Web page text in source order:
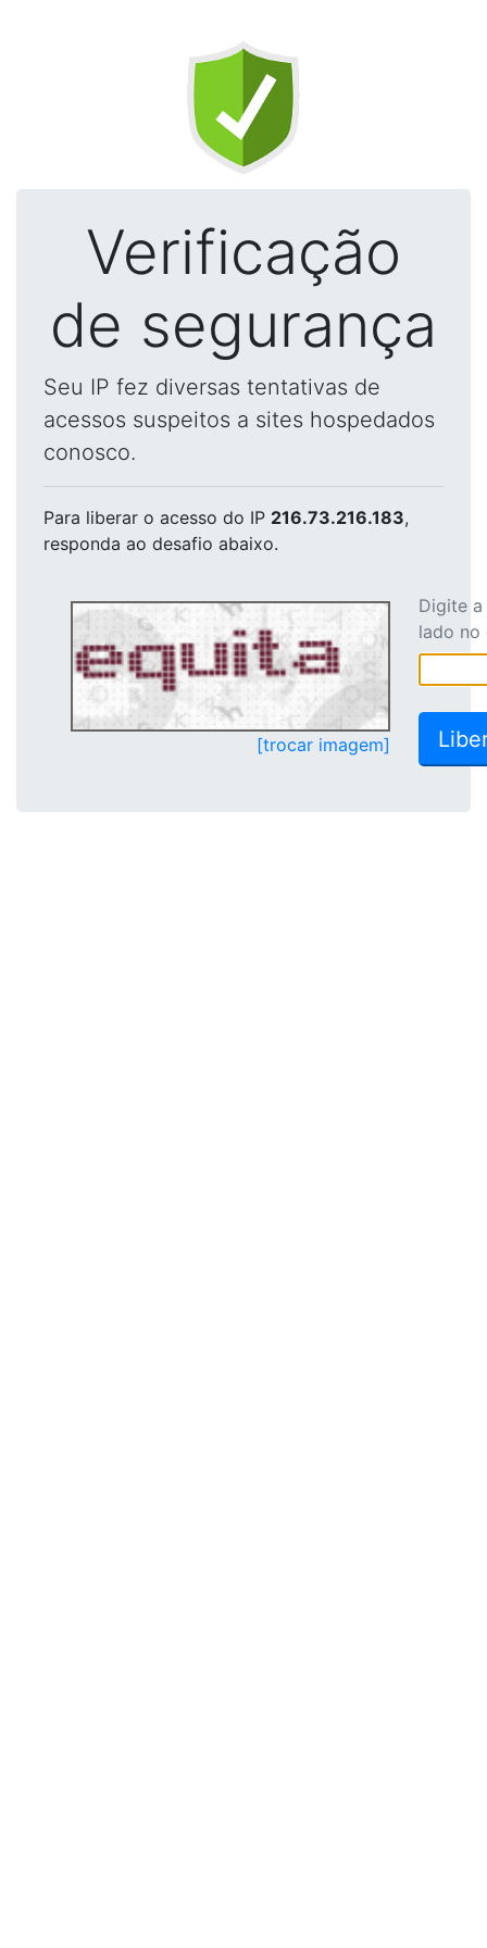
Verificação
de segurança
Seu IP fez diversas tentativas de
acessos suspeitos a sites hospedados
conosco.
Para liberar o acesso do IP 216.73.216.183,
responda ao desafio abaixo.
[trocar imagem]
Digite
lado no